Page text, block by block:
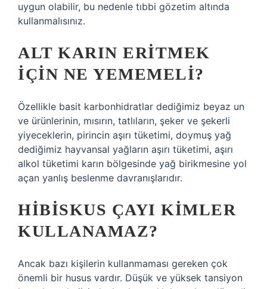
uygun olabilir, bu nedenle tıbbi gözetim altında
kullanmalısınız.
ALT KARIN ERITMEK
IÇIN NE YEMEMELI?
Özellikle basit karbonhidratlar dediğimiz beyaz un
ve ürünlerinin, mısırın, tatlıların, şeker ve şekerli
yiyeceklerin, pirincin aşırı tüketimi, doymuş yağ
dediğimiz hayvansal yağların aşırı tüketimi, aşırı
alkol tüketimi karın bölgesinde yağ birikmesine yol
açan yanlış beslenme davranışlarıdır.
HIBISKUS ÇAYI KIMLER
KULLANAMAZ?
Ancak bazı kişilerin kullanmaması gereken çok
önemli bir husus vardır. Düşük ve yüksek tansiyon